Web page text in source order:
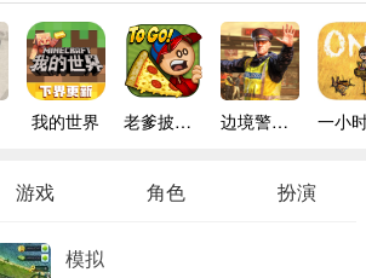
我的世界 老爹披萨店手机版 边境警察官中文版
游戏 角色 扮演
模拟